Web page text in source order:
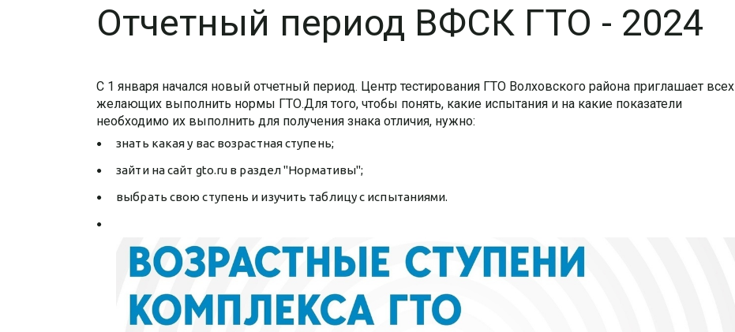
Отчетный период ВФСК ГТО - 2024
С 1 января начался новый отчетный период. Центр тестирования ГТО Волховского района приглашает всех
желающих выполнить нормы ГТО.Для того, чтобы понять, какие испытания и на какие показатели
необходимо их выполнить для получения знака отличия, нужно:
знать какая у вас возрастная ступень;
зайти на сайт gto.ru в раздел "Нормативы";
выбрать свою ступень и изучить таблицу с испытаниями.